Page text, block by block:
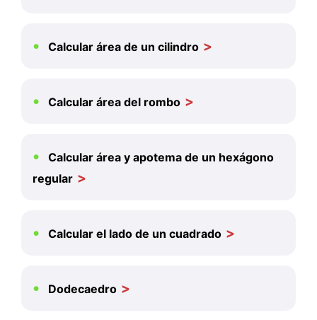
Calcular área de un cilindro
Calcular área del rombo
Calcular área y apotema de un hexágono
regular
Calcular el lado de un cuadrado
Dodecaedro